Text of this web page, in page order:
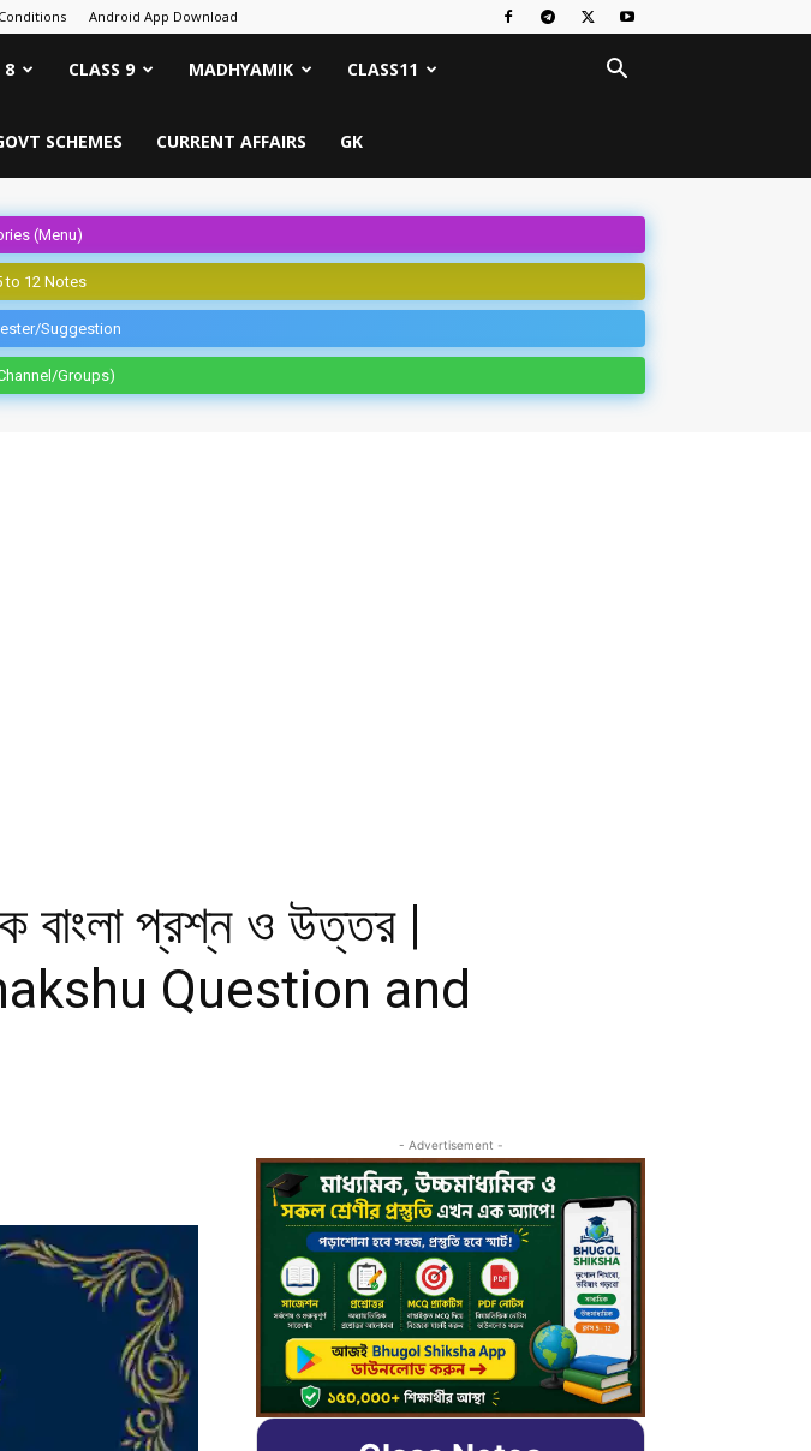
Android App Download
8 CLASS 9 MADHYAMIK CLASS11
SCHEMES CURRENT AFFAIRS GK
(Menu)
to 12 Notes
Suggestion
Groups)
বাংলা প্রশ্ন ও উত্তর |
Question and
- Advertisement -